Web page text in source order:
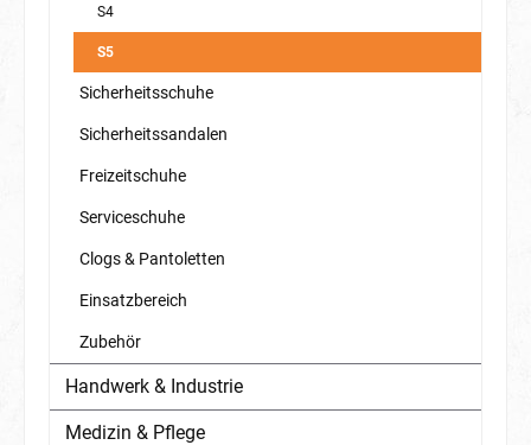
S4
S5
Sicherheitsschuhe
Sicherheitssandalen
Freizeitschuhe
Serviceschuhe
Clogs & Pantoletten
Einsatzbereich
Zubehör
Handwerk & Industrie
Medizin & Pflege